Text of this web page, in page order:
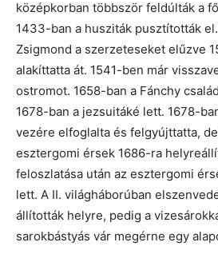
középkorban többször feldúlták a
1433-ban a husziták pusztították
Zsigmond a szerzeteseket elűzve
alakíttatta át. 1541-ben már
ostromot. 1658-ban a Fánchy
1678-ban a jezsuitáké lett. 1678-
vezére elfoglalta és felgyújttatta,
esztergomi érsek 1686-ra
feloszlatása után az esztergomi
lett. A II. világháborúban
állították helyre, pedig a
sarokbástyás vár megérne egy